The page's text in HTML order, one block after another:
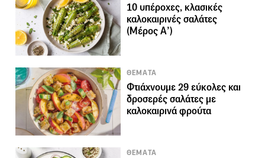
10 υπέροχες, κλασικές
καλοκαιρινές σαλάτες
(Μέρος Α’)
ΘΕΜΑΤΑ
Φτιάχνουμε 29 εύκολες και
δροσερές σαλάτες με
καλοκαιρινά φρούτα
ΘΕΜΑΤΑ